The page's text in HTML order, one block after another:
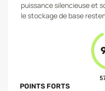
puissance silencieuse et
le stockage de base
POINTS FORTS